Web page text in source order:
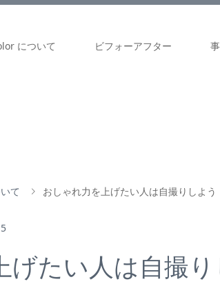
について ビフォーアフター
て おしゃれ力を上げたい人は自撮りしよう
げたい人は自撮り